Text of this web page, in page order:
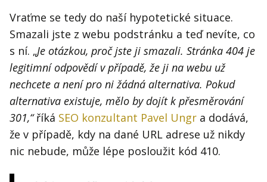
Vraťme se tedy do naší hypotetické situace.
Smazali jste z webu podstránku a teď nevíte, co
s ní. „Je otázkou, proč jste ji smazali. Stránka 404 je
legitimní odpovědí v případě,že ji na webu už
nechcete a není pro nižádná alternativa. Pokud
alternativa existuje, mělo by dojít k přesměrování
301,“říká SEO konzultant Pavel Ungr a dodává,
že v případě, kdy na dané URL adrese už nikdy
nic nebude, může lépe posloužit kód 410.